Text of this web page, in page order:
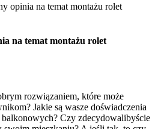
opinia na temat montażu rolet
na temat montażu rolet
rozwiązaniem, które może
Jakie są wasze doświadczenia
Czy zdecydowalibyście